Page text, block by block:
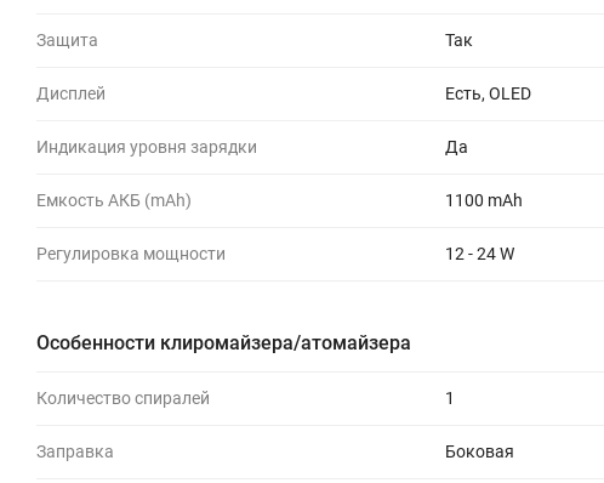
Защита Так
Дисплей Есть, OLED
Индикация уровня зарядки Да
Емкость АКБ (mAh) 1100 mAh
Регулировка мощности 12 - 24 W
Особенности клиромайзера/атомайзера
Количество спиралей 1
Заправка Боковая